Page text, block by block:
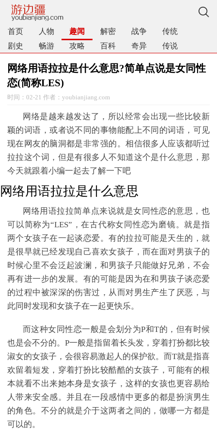
首页 人物 趣闻 解密 战争
传统
剧史
畅游 攻略 百科 奇异 传说
网络用语拉拉是什么意思?简单点说是女同性
恋(简称LES)
时间：02-21 作者：youbianjiang.com
网络是越来越发达了，所以经常会出现一些比较新
颖的词语，或者说不同的事物能配上不同的词语，可见
现在网友的脑洞都是非常强的。相信很多人应该都听过
拉拉这个词，但是有很多人不知道这个是什么意思，那
今天就跟着小编一起去了解一下吧
网络用语拉拉是什么意思
网络用语拉拉简单点来说就是女同性恋的意思，也
可以简称为“LES”，在古代称女同性恋为磨镜。就是指
两个女孩子在一起谈恋爱。有的拉拉可能是天生的，就
是很早就已经发现自己喜欢女孩子，而在面对男孩子的
时候心里不会泛起波澜，和男孩子只能做好兄弟，不会
再有进一步的发展。有的可能是因为在和男孩子谈恋爱
的过程中被深深的伤害过，从而对男生产生了厌恶，与
此同时发现和女孩子在一起更快乐。
而这种女同性恋一般是会划分为P和T的，但有时候
也是会不分的。P一般是指留着长头发，穿着打扮都比较
淑女的女孩子，会很容易激起人的保护欲。而T就是指喜
欢留着短发，穿着打扮比较酷酷的女孩子，可能有的根
本就看不出来她本身是女孩子，这样的女孩也更容易给
人带来安全感。并且在一段感情中更多的都是扮演男生
的角色。不分的就是介于这两者之间的，做哪一方都是
可以的。